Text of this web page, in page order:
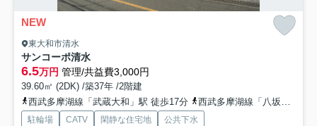
NEW
東大和市清水
サンコーポ清水
6.5万円 管理/共益費3,000円
39.60㎡ (2DK) /築37年 /2階建
西武多摩湖線「武蔵大和」駅 徒歩17分
西武多摩湖線「八坂」駅 徒歩29分
駐輪場 CATV 閑静な住宅地 公共下水